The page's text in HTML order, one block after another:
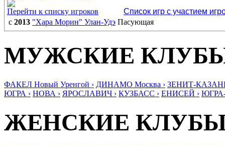
Перейти к списку игроков
Список игр с участием
с 2013 "Хара Морин" Улан-Удэ Пасующая
МУЖСКИЕ
ФАКЕЛ Новый Уренгой › ДИНАМО Москва › ЗЕНИТ-
ЮГРА › НОВА › ЯРОСЛАВИЧ › КУЗБАСС › ЕНИСЕЙ ›
ЖЕНСКИЕ